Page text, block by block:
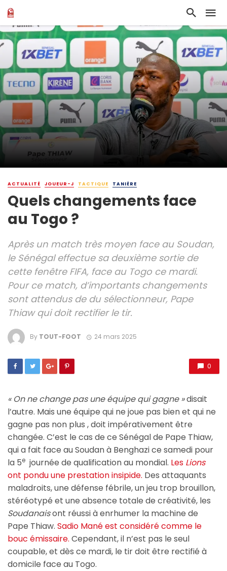
ACTUALITÉ JOUEUR-J TACTIQUE TANIÈRE
Quels changements face
au Togo ?
Après un match très moyen face au Soudan,
le Sénégal effectue sa deuxième sortie de
cette fenêtre FIFA, face au Togo ce mardi.
Pour ce match, d’importants changements
sont attendus de du sélectionneur, Pape
Thiaw qui doit rectifier le tir.
By TOUT-FOOT 24 mars 2025
0
« On ne change pas une équipe qui gagne »disait
l’autre. Mais une équipe qui ne joue pas bien et qui ne
gagne pas non plus , doit impérativement être
changée. C’est le cas de ce Sénégal de Pape Thiaw,
qui a fait face au Soudan à Benghazi ce samedi pour
la 5e journée de qualification au mondial. Les Lions
ont pondu une prestation insipide. Des attaquants
maladroits, une défense fébrile, un jeu trop brouillon,
stéréotypé et une absence totale de créativité, les
Soudanaisont réussi à enrhumer la machine de
Pape Thiaw. Sadio Mané est considéré comme le
bouc émissaire. Cependant, il n’est pas le seul
coupable, et dès ce mardi, le tir doit être rectifié à
domicile face au Togo.